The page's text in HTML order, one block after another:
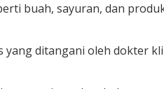
buah, sayuran, dan
ditangani oleh dokter